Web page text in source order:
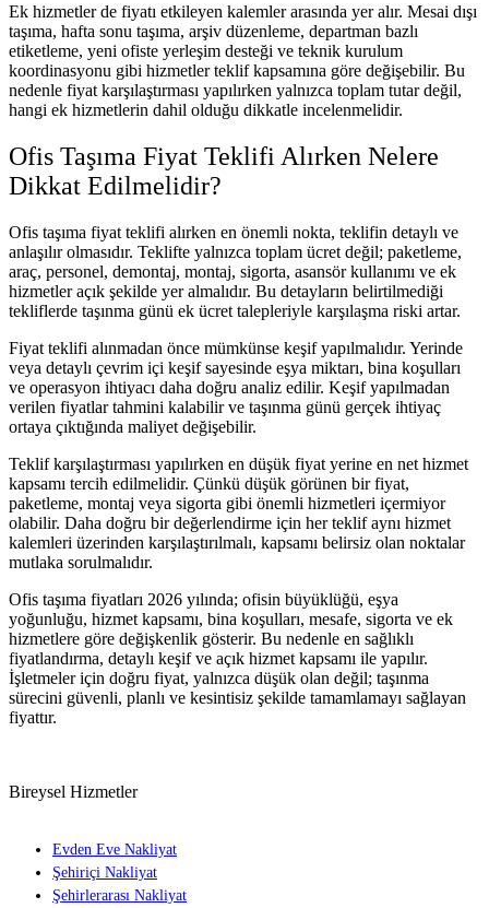
Ek hizmetler de fiyatı etkileyen kalemler arasında yer alır. Mesai dışı
taşıma, hafta sonu taşıma, arşiv düzenleme, departman bazlı
etiketleme, yeni ofiste yerleşim desteği ve teknik kurulum
koordinasyonu gibi hizmetler teklif kapsamına göre değişebilir. Bu
nedenle fiyat karşılaştırması yapılırken yalnızca toplam tutar değil,
hangi ek hizmetlerin dahil olduğu dikkatle incelenmelidir.
Ofis Taşıma Fiyat Teklifi Alırken Nelere
Dikkat Edilmelidir?
Ofis taşıma fiyat teklifi alırken en önemli nokta, teklifin detaylı ve
anlaşılır olmasıdır. Teklifte yalnızca toplam ücret değil; paketleme,
araç, personel, demontaj, montaj, sigorta, asansör kullanımı ve ek
hizmetler açık şekilde yer almalıdır. Bu detayların belirtilmediği
tekliflerde taşınma günü ek ücret talepleriyle karşılaşma riski artar.
Fiyat teklifi alınmadan önce mümkünse keşif yapılmalıdır. Yerinde
veya detaylı çevrim içi keşif sayesinde eşya miktarı, bina koşulları
ve operasyon ihtiyacı daha doğru analiz edilir. Keşif yapılmadan
verilen fiyatlar tahmini kalabilir ve taşınma günü gerçek ihtiyaç
ortaya çıktığında maliyet değişebilir.
Teklif karşılaştırması yapılırken en düşük fiyat yerine en net hizmet
kapsamı tercih edilmelidir. Çünkü düşük görünen bir fiyat,
paketleme, montaj veya sigorta gibi önemli hizmetleri içermiyor
olabilir. Daha doğru bir değerlendirme için her teklif aynı hizmet
kalemleri üzerinden karşılaştırılmalı, kapsamı belirsiz olan noktalar
mutlaka sorulmalıdır.
Ofis taşıma fiyatları 2026 yılında; ofisin büyüklüğü, eşya
yoğunluğu, hizmet kapsamı, bina koşulları, mesafe, sigorta ve ek
hizmetlere göre değişkenlik gösterir. Bu nedenle en sağlıklı
fiyatlandırma, detaylı keşif ve açık hizmet kapsamı ile yapılır.
İşletmeler için doğru fiyat, yalnızca düşük olan değil; taşınma
sürecini güvenli, planlı ve kesintisiz şekilde tamamlamayı sağlayan
fiyattır.
Bireysel Hizmetler
Evden Eve Nakliyat
Şehiriçi Nakliyat
Şehirlerarası Nakliyat